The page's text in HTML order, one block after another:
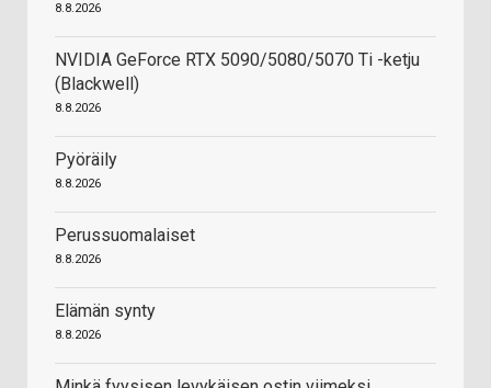
8.8.2026
NVIDIA GeForce RTX 5090/5080/5070 Ti -ketju
(Blackwell)
8.8.2026
Pyöräily
8.8.2026
Perussuomalaiset
8.8.2026
Elämän synty
8.8.2026